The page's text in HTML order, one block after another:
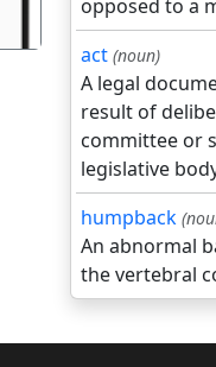
opposed to a
act (noun)
A legal
result of
committee or
legislative
humpback
An abnormal
the vertebral